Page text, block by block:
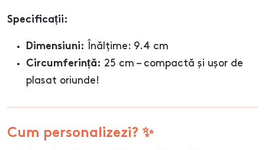
Specificații:
Dimensiuni:
Înălțime: 9.4 cm
Circumferință: 25 cm – compactă și ușor de
plasat oriunde!
Cum personalizezi? ✨